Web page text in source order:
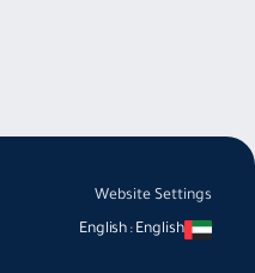
Website Settings
English
:
English